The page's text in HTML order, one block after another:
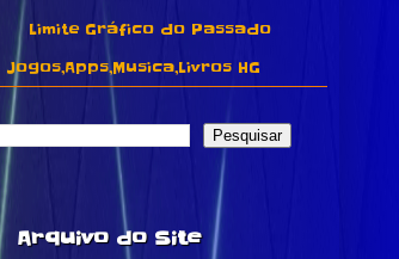
Limite Gráfico do Passado
Jogos,Apps,Musica,Livros HG
Arquivo do Site